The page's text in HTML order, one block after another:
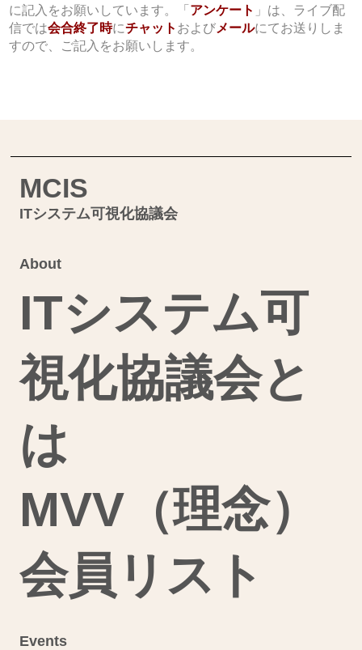
に記入をお願いしています。「 アンケート 」は、ライブ配
信では会合終了時にチャット およびメールにてお送りしま
すので、ご記入をお願いします。
MCIS
ITシステム可視化協議会
About
ITシステム可
視化協議会と
は
MVV（理念）
会員リスト
Events